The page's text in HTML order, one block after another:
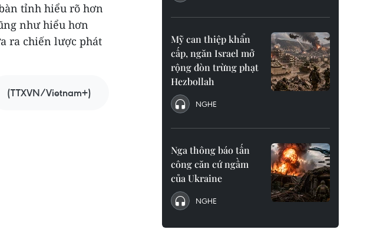
tỉnh hiểu rõ hơn
như hiểu hơn
ra chiến lược phát
(TTXVN/Vietnam+)
Mỹ can thiệp khẩn
cấp, ngăn Israel mở
rộng đòn trừng phạt
Hezbollah
NGHE
Nga thông báo tấn
công căn cứ ngầm
của Ukraine
NGHE